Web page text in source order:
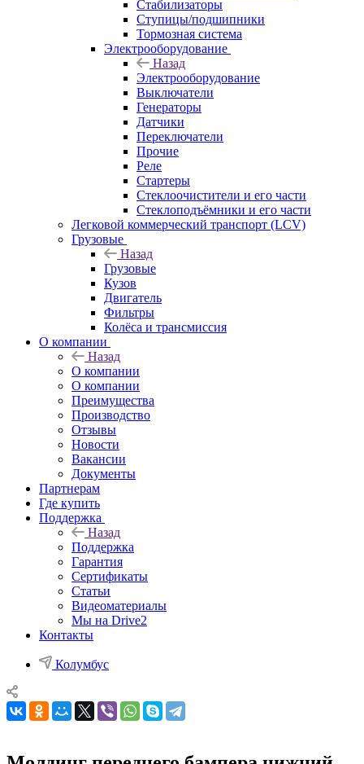
Стабилизаторы
Ступицы/подшипники
Тормозная система
Электрооборудование
Назад
Электрооборудование
Выключатели
Генераторы
Датчики
Переключатели
Прочие
Реле
Стартеры
Стеклоочистители и его части
Стеклоподъёмники и его части
Легковой коммерческий транспорт (LCV)
Грузовые
Назад
Грузовые
Кузов
Двигатель
Фильтры
Колёса и трансмиссия
О компании
Назад
О компании
О компании
Преимущества
Производство
Отзывы
Новости
Вакансии
Документы
Партнерам
Где купить
Поддержка
Назад
Поддержка
Гарантия
Сертификаты
Статьи
Видеоматериалы
Мы на Drive2
Контакты
Колумбус